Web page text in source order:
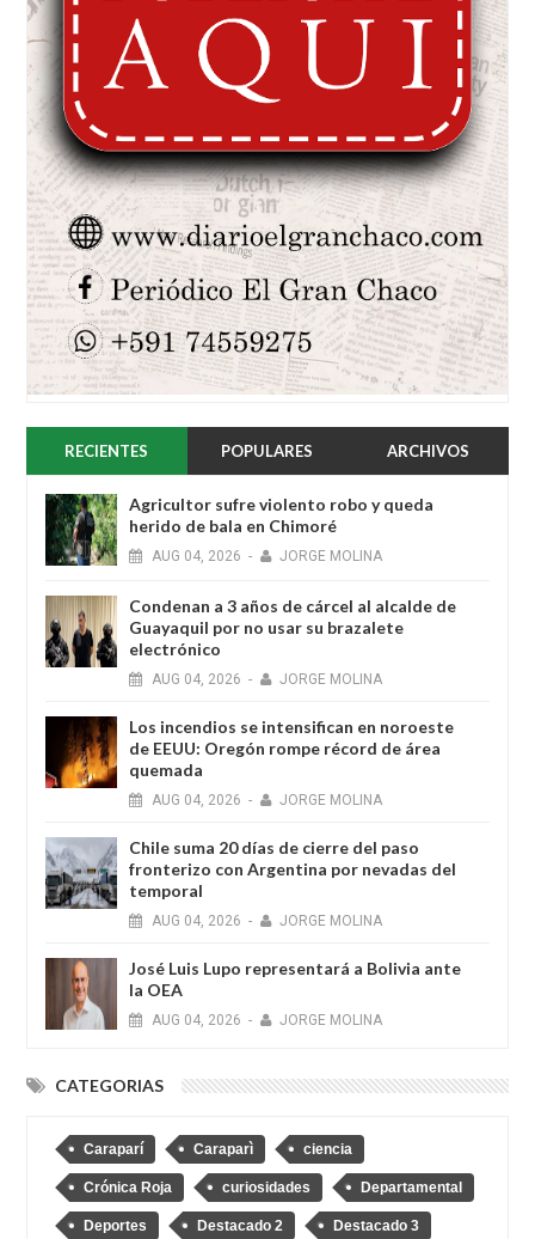
RECIENTES POPULARES ARCHIVOS
Agricultor sufre violento robo y queda
herido de bala en Chimoré
AUG 04, 2026 - JORGE MOLINA
Condenan a 3 años de cárcel al alcalde de
Guayaquil por no usar su brazalete
electrónico
AUG 04, 2026 - JORGE MOLINA
Los incendios se intensifican en noroeste
de EEUU: Oregón rompe récord de área
quemada
AUG 04, 2026 - JORGE MOLINA
Chile suma 20 días de cierre del paso
fronterizo con Argentina por nevadas del
temporal
AUG 04, 2026 - JORGE MOLINA
José Luis Lupo representará a Bolivia ante
la OEA
AUG 04, 2026 - JORGE MOLINA
CATEGORIAS
Caraparí Caraparì ciencia
Crónica Roja curiosidades Departamental
Deportes Destacado 2 Destacado 3